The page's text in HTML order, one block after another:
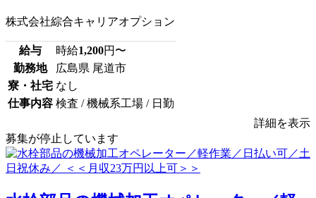
株式会社綜合キャリアオプション
給与 時給1,200円〜
勤務地
広島県 尾道市
寮・社宅 なし
仕事内容 検査 / 機械系工場 / 日勤
詳細を表示
募集が停止しています